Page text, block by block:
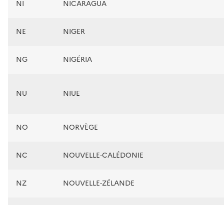
NI NICARAGUA
NE NIGER
NG NIGÉRIA
NU NIUE
NO NORVÈGE
NC NOUVELLE-CALÉDONIE
NZ NOUVELLE-ZÉLANDE